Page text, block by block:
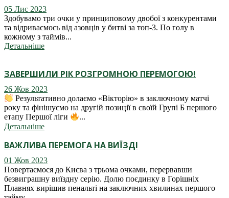
05 Лис 2023
Здобувамо три очки у принциповому двобої з конкурентами
та відриваємось від азовців у битві за топ-3. По голу в
кожному з таймів...
Детальніше
ЗАВЕРШИЛИ РІК РОЗГРОМНОЮ ПЕРЕМОГОЮ!
26 Жов 2023
Результативно долаємо «Вікторію» в заключному матчі
року та фінішуємо на другій позиції в своїй Групі Б першого
етапу Першої ліги
...
Детальніше
ВАЖЛИВА ПЕРЕМОГА НА ВИЇЗДІ
01 Жов 2023
Повертаємося до Києва з трьома очками, перервавши
безвиграшну виїздну серію. Долю поєдинку в Горішніх
Плавнях вирішив пенальті на заключних хвилинах першого